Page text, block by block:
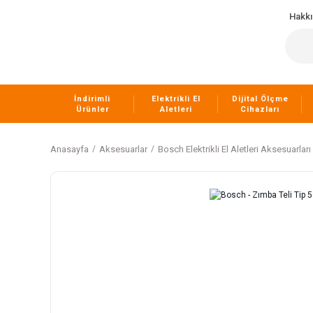
İndirimli
Ürünler
Elektrikli El
Aletleri
Dijital Ölçme
Cihazları
Anasayfa Aksesuarlar Bosch Elektrikli El Aletleri Aksesuarları